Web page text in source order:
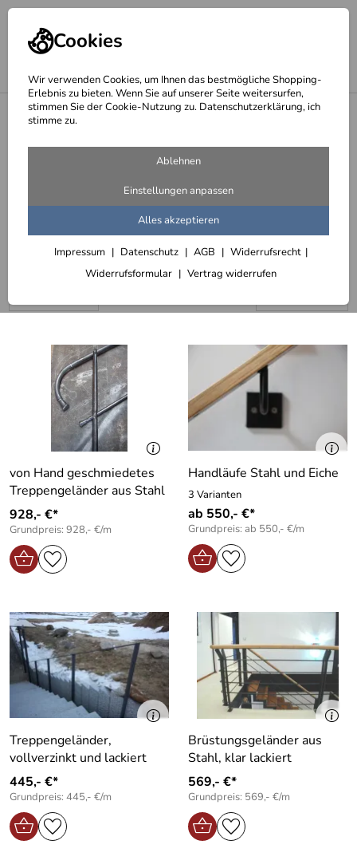
Cookies
Wir verwenden Cookies, um Ihnen das bestmögliche Shopping-
Erlebnis zu bieten. Wenn Sie auf unserer Seite weitersurfen,
stimmen Sie der Cookie-Nutzung zu. Datenschutzerklärung, ich
stimme zu.
Ablehnen
Einstellungen anpassen
Alles akzeptieren
Impressum Datenschutz AGB
Widerrufsrecht
Widerrufsformular
Vertrag widerrufen
Treppengeländer und Handläufe
Treppengeländer aus Stahl mit
horizontaler Füllung
Treppengeländer aus Flachstahl und Vierkantstahl
von Hand geschmiedetes
Treppengeländer aus Stahl
928,- €*
Grundpreis: 928,- €/m
Handläufe Stahl und Eiche
3 Varianten
ab 550,- €*
Grundpreis: ab 550,- €/m
Treppengeländer,
vollverzinkt und lackiert
445,- €*
Grundpreis: 445,- €/m
Brüstungsgeländer aus
Stahl, klar lackiert
569,- €*
Grundpreis: 569,- €/m